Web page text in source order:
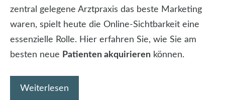
zentral gelegene Arztpraxis das beste Marketing
waren, spielt heute die Online-Sichtbarkeit eine
essenzielle Rolle. Hier erfahren Sie, wie Sie am
besten neue Patienten akquirieren können.
Weiterlesen